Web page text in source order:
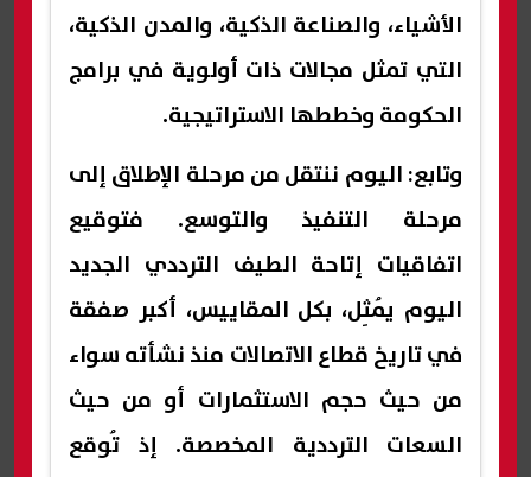
الأشياء، والصناعة الذكية، والمدن الذكية،
التي تمثل مجالات ذات أولوية في برامج
الحكومة وخططها الاستراتيجية.
وتابع: اليوم ننتقل من مرحلة الإطلاق إلى
مرحلة التنفيذ والتوسع. فتوقيع
اتفاقيات إتاحة الطيف الترددي الجديد
اليوم يُمثِل، بكل المقاييس، أكبر صفقة
في تاريخ قطاع الاتصالات منذ نشأته سواء
من حيث حجم الاستثمارات أو من حيث
السعات الترددية المخصصة. إذ تُوقع